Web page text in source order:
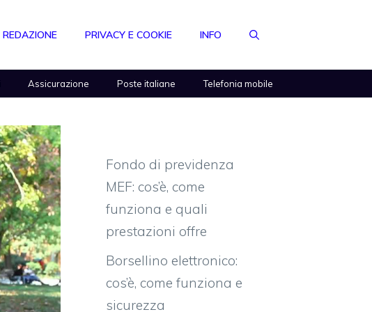
REDAZIONE PRIVACY E COOKIE INFO
Assicurazione Poste italiane Telefonia mobile
Fondo di previdenza
MEF: cos’è, come
funziona e quali
prestazioni offre
Borsellino elettronico:
cos’è, come funziona e
sicurezza